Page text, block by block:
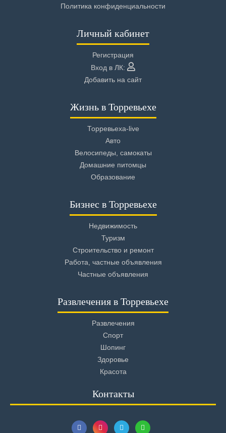
Политика конфиденциальности
Личный кабинет
Регистрация
Вход в ЛК:
Добавить на сайт
Жизнь в Торревьехе
Торревьеха-live
Авто
Велосипеды, самокаты
Домашние питомцы
Образование
Бизнес в Торревьехе
Недвижимость
Туризм
Строительство и ремонт
Работа, частные объявления
Частные объявления
Развлечения в Торревьехе
Развлечения
Спорт
Шопинг
Здоровье
Красота
Контакты